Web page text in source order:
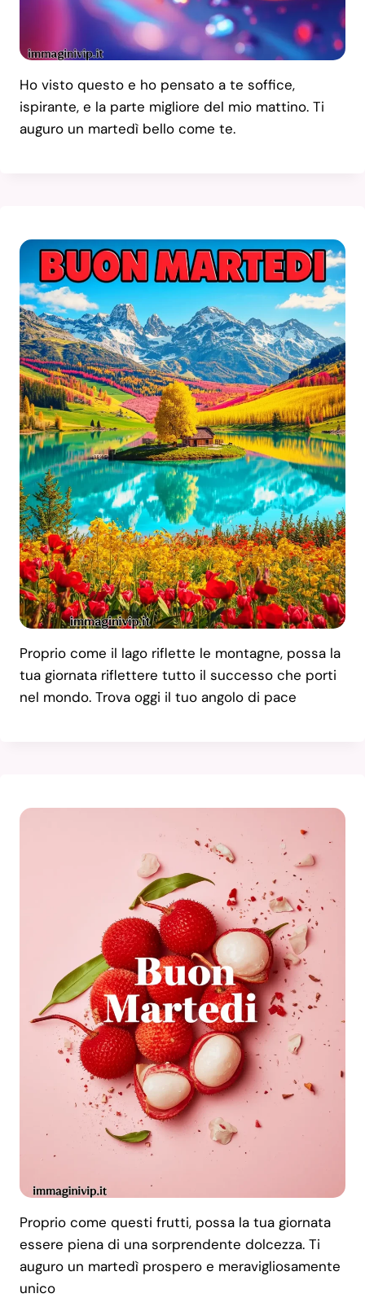
Ho visto questo e ho pensato a te soffice,
ispirante, e la parte migliore del mio mattino. Ti
auguro un martedì bello come te.
Proprio come il lago riflette le montagne, possa la
tua giornata riflettere tutto il successo che porti
nel mondo. Trova oggi il tuo angolo di pace
Proprio come questi frutti, possa la tua giornata
essere piena di una sorprendente dolcezza. Ti
auguro un martedì prospero e meravigliosamente
unico